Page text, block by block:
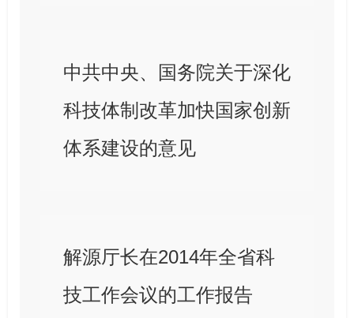
中共中央、国务院关于深化
科技体制改革加快国家创新
体系建设的意见
解源厅长在2014年全省科
技工作会议的工作报告